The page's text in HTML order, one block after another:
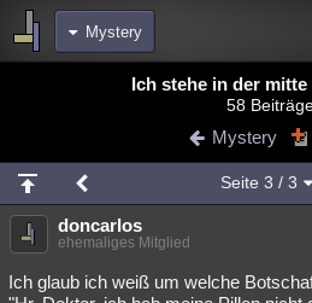
Mystery
Blogs
Chat Wiki Neuigkeiten
meine Rubriken
Menschen Wissenschaft
Spiritualität Verschwörungen
Ich stehe in der mitte
58
Mystery
Seite 3 / 3
doncarlos
ehemaliges Mitglied
Ich glaub ich weiß um welche